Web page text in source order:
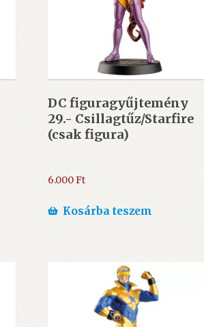
DC figuragyűjtemény
29.- Csillagtűz/Starfire
(csak figura)
6.000Ft
Kosárba teszem